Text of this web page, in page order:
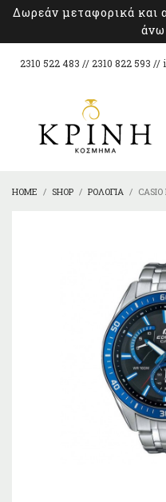
Δωρεάν μεταφορικά και
2310 522 483 // 2310 822 593 //
HOME SHOP ΡΟΛΌΓΙΑ